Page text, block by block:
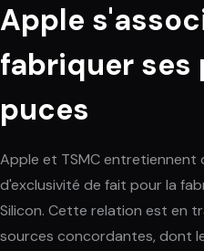
Apple
fabriquer ses
puces
Apple et TSMC entretiennent
d'exclusivité de fait pour la
Silicon. Cette relation est en
sources concordantes, dont